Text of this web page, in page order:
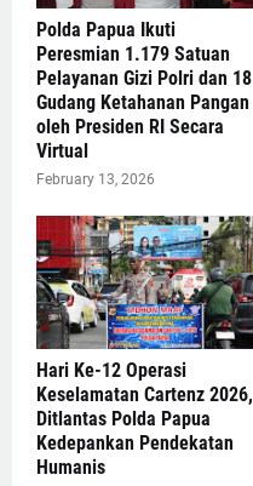
Polda Papua Ikuti
Peresmian 1.179 Satuan
Pelayanan Gizi Polri dan 18
Gudang Ketahanan Pangan
oleh Presiden RI Secara
Virtual
February 13, 2026
Hari Ke-12 Operasi
Keselamatan Cartenz 2026,
Ditlantas Polda Papua
Kedepankan Pendekatan
Humanis